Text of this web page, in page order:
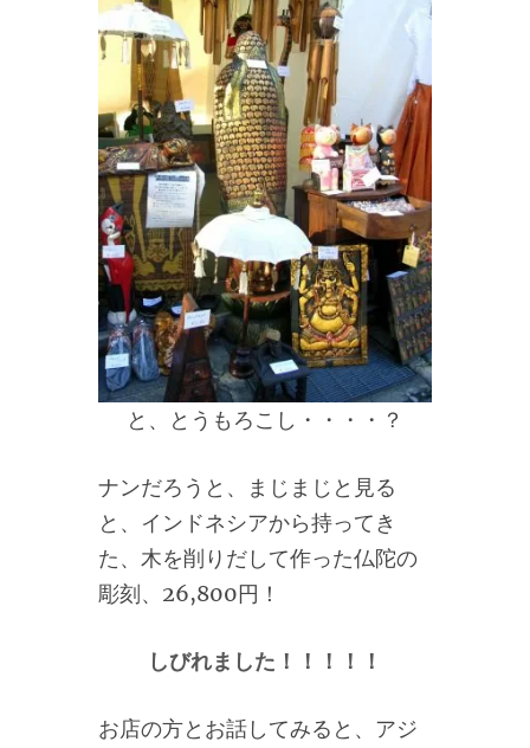
と、とうもろこし・・・・？
ナンだろうと、まじまじと見る
と、インドネシアから持ってき
た、木を削りだして作った仏陀の
彫刻、26,800円！
しびれました！！！！！
お店の方とお話してみると、アジ